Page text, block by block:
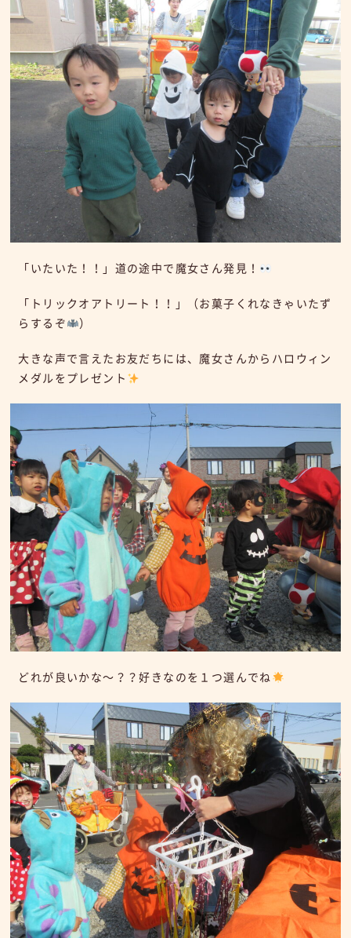
「いたいた！！」道の途中で魔女さん発見！
「トリックオアトリート！！」（お菓子くれなきゃいたず
らするぞ
）
大きな声で言えたお友だちには、魔女さんからハロウィン
メダルをプレゼント
どれが良いかな～？？好きなのを１つ選んでね